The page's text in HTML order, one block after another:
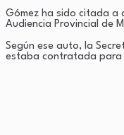
Gómez ha sido citada a
Audiencia Provincial de
Según ese auto, la
estaba contratada para